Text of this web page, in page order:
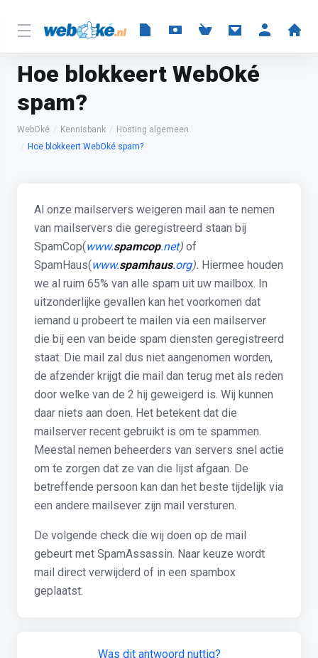
Hoe blokkeert WebOké
spam?
WebOké Kennisbank
Hosting algemeen
Hoe blokkeert WebOké spam?
Al onze mailservers weigeren mail aan te nemen
van mailservers die geregistreerd staan bij
SpamCop(www.spamcop.net) of
SpamHaus(www.spamhaus.org). Hiermee houden
we al ruim 65% van alle spam uit uw mailbox. In
uitzonderlijke gevallen kan het voorkomen dat
iemand u probeert te mailen via een mailserver
die bij een van beide spam diensten geregistreerd
staat. Die mail zal dus niet aangenomen worden,
de afzender krijgt die mail dan terug met als reden
door welke van de 2 hij geweigerd is. Wij kunnen
daar niets aan doen. Het betekent dat die
mailserver recent gebruikt is om te spammen.
Meestal nemen beheerders van servers snel actie
om te zorgen dat ze van die lijst afgaan. De
betreffende persoon kan dan het beste tijdelijk via
een andere mailsever zijn mail versturen.
De volgende check die wij doen op de mail
gebeurt met SpamAssassin. Naar keuze wordt
mail direct verwijderd of in een spambox
geplaatst.
Was dit antwoord nuttig?